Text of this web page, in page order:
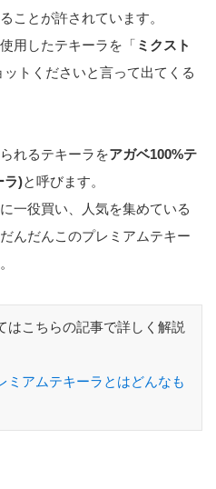
ことが許されています。
用したテキーラを「 ミクスト
ットくださいと言って出てくる
れるテキーラをアガベ100%テ
ラ)と呼びます。
一役買い、人気を集めている
んだんこのプレミアムテキー
はこちらの記事で詳しく解説
ミアムテキーラとはどんなも